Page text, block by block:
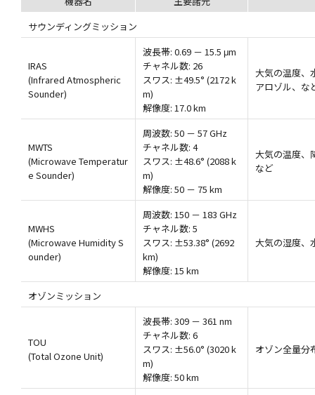
サウンディングミッション
IRAS
(Infrared Atmospheric
Sounder)
波長帯: 0.69 － 15.5 μm
チャネル数: 26
スワス: ±49.5° (2172 k
m)
解像度: 17.0 km
大気の温度、
アロゾル、な
MWTS
(Microwave Temperatur
e Sounder)
周波数: 50 － 57 GHz
チャネル数: 4
スワス: ±48.6° (2088 k
m)
解像度: 50 － 75 km
大気の温度、
など
MWHS
(Microwave Humidity S
ounder)
周波数: 150 － 183 GHz
チャネル数: 5
スワス: ±53.38° (2692
km)
解像度: 15 km
大気の湿度、
オゾンミッション
TOU
(Total Ozone Unit)
波長帯: 309 － 361 nm
チャネル数: 6
スワス: ±56.0° (3020 k
m)
解像度: 50 km
オゾン全量分